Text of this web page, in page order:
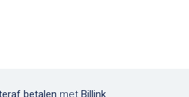
betalen met Billink